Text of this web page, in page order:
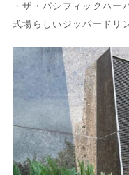
・ザ・パシフィックハー
式場らしいジッパードリ